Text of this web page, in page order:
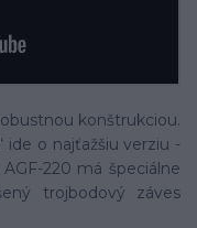
konštrukciou.
ide o najťažšiu verziu -
220 má špeciálne
trojbodový záves